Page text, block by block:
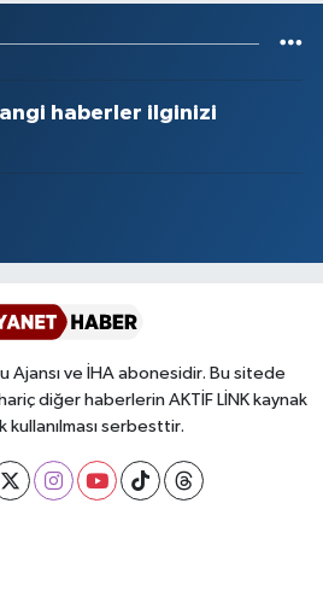
haberler ilginizi
Ajansı ve İHA abonesidir. Bu sitede
diğer haberlerin AKTİF LİNK kaynak
kullanılması serbesttir.